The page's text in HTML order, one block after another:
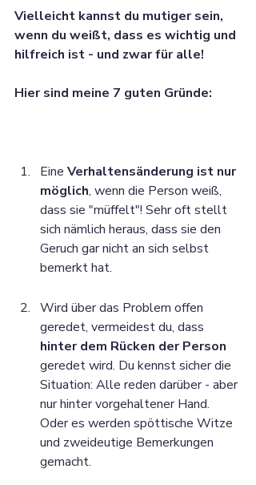
Vielleicht kannst du mutiger sein,
wenn du weißt, dass es wichtig und
hilfreich ist - und zwar für alle!
Hier sind meine 7 guten Gründe:
Eine Verhaltensänderung ist nur
möglich, wenn die Person weiß,
dass sie "müffelt"! Sehr oft stellt
sich nämlich heraus, dass sie den
Geruch gar nicht an sich selbst
bemerkt hat.
Wird über das Problem offen
geredet, vermeidest du, dass
hinter dem Rücken der Person
geredet wird. Du kennst sicher die
Situation: Alle reden darüber - aber
nur hinter vorgehaltener Hand.
Oder es werden spöttische Witze
und zweideutige Bemerkungen
gemacht.